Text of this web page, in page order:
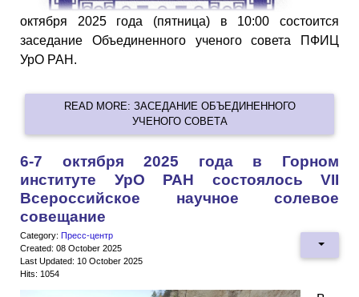
октября 2025 года (пятница) в 10:00 состоится
заседание Объединенного ученого совета ПФИЦ
УрО РАН.
READ MORE: ЗАСЕДАНИЕ ОБЪЕДИНЕННОГО
УЧЕНОГО СОВЕТА
6-7 октября 2025 года в Горном
институте УрО РАН состоялось VII
Всероссийское научное солевое
совещание
Category: Пресс-центр
Created: 08 October 2025
Last Updated: 10 October 2025
Hits: 1054